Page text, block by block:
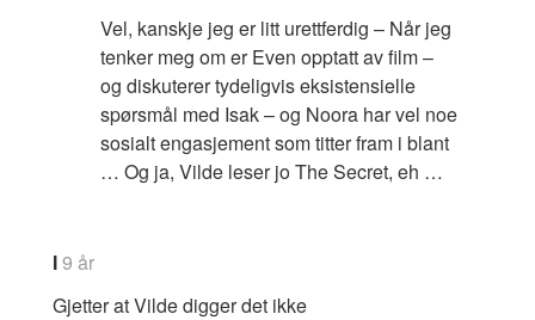
Vel, kanskje jeg er litt urettferdig – Når jeg
tenker meg om er Even opptatt av film –
og diskuterer tydeligvis eksistensielle
spørsmål med Isak – og Noora har vel noe
sosialt engasjement som titter fram i blant
… Og ja, Vilde leser jo The Secret, eh …
I9 år
Gjetter at Vilde digger det ikke